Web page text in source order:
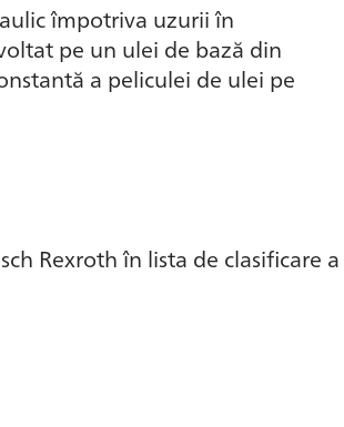
împotriva uzurii în
pe un ulei de bază din
a peliculei de ulei pe
Rexroth în lista de clasificare